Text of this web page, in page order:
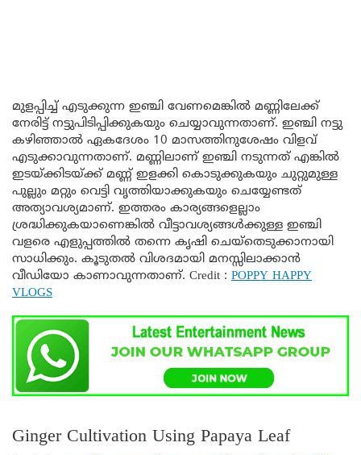
മുളപ്പിച്ച് എടുക്കുന്ന ഇഞ്ചി വേണമെങ്കിൽ മണ്ണിലേക്ക്
നേരിട്ട് നട്ടുപിടിപ്പിക്കുകയും ചെയ്യാവുന്നതാണ്. ഇഞ്ചി നട്ടു
കഴിഞ്ഞാൽ ഏകദേശം 10 മാസത്തിനുശേഷം വിളവ്
എടുക്കാവുന്നതാണ്. മണ്ണിലാണ് ഇഞ്ചി നടുന്നത് എങ്കിൽ
ഇടയ്ക്കിടയ്ക്ക് മണ്ണ് ഇളക്കി കൊടുക്കുകയും ചുറ്റുമുള്ള
പുല്ലും മറ്റും വെട്ടി വൃത്തിയാക്കുകയും ചെയ്യേണ്ടത്
അത്യാവശ്യമാണ്. ഇത്തരം കാര്യങ്ങളെല്ലാം
ശ്രദ്ധിക്കുകയാണെങ്കിൽ വീട്ടാവശ്യങ്ങൾക്കുള്ള ഇഞ്ചി
വളരെ എളുപ്പത്തിൽ തന്നെ കൃഷി ചെയ്തെടുക്കാനായി
സാധിക്കും. കൂടുതൽ വിശദമായി മനസ്സിലാക്കാൻ
വീഡിയോ കാണാവുന്നതാണ്. Credit : POPPY HAPPY
VLOGS
Ginger Cultivation Using Papaya Leaf